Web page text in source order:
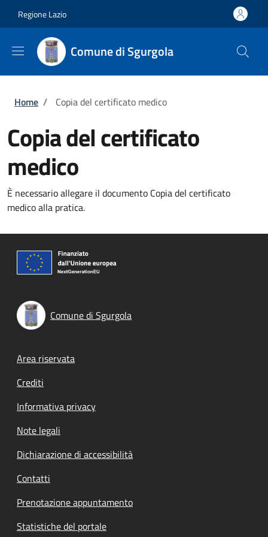
Regione Lazio
Comune di Sgurgola
Briciole di pane
Home / Copia del certificato medico
Copia del certificato
medico
È necessario allegare il documento Copia del certificato
medico alla pratica.
Comune di Sgurgola
Footer menu
Area riservata
Crediti
Informativa privacy
Note legali
Dichiarazione di accessibilità
Contatti
Prenotazione appuntamento
Statistiche del portale